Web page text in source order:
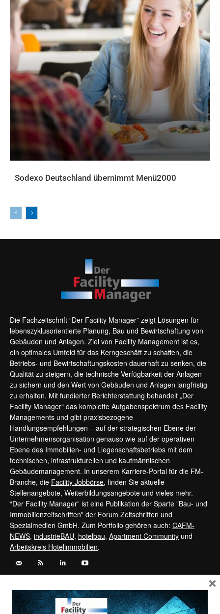
Sodexo Deutschland übernimmt Menü2000
Die Fachzeitschrift “Der Facility Manager” zeigt Lösungen für
lebenszyklusorientierte Planung, Bau und Bewirtschaftung von
Gebäuden und Anlagen. Ziel von Facility Management ist es,
ein optimales Umfeld für das Kerngeschäft zu schaffen, die
Betriebs- und Bewirtschaftungskosten dauerhaft zu senken, die
Qualität zu steigern, die technische Verfügbarkeit der Anlagen
zu sichern und den Wert von Gebäuden und Anlagen langfristig
zu erhalten. Mit fundierter Berichterstattung behandelt „Der
Facility Manager“ das komplette Aufgabenspektrum des Facility
Managements und gibt praxisbezogene
Handlungsempfehlungen – auf der strategischen Ebene der
Unternehmensorganisation genauso wie auf der operativen
Ebene des Immobilien- und Liegenschaftsbetriebs mit dem
technischen, infrastrukturellen und kaufmännischen
Gebäudemanagement. In unserem Karriere-Portal für die FM-
Branche, die Facility Jobbörse, finden Sie aktuelle
Stellenangebote, Weiterbildungsangebote und vieles mehr.
“Der Facility Manager” ist eine Publikation der Sparte "Bau- und
Immobilienzeitschriften" der Forum Zeitschriften und
Spezialmedien GmbH. Zum Portfolio gehören auch: CAFM-
NEWS, industrieBAU, hotelbau, Apartment Community und
Arbeitskreis Hotelimmobilien.
Kontaktieren Sie uns:service@forum-zeitschriften.de
Vertrag widerrufen
×